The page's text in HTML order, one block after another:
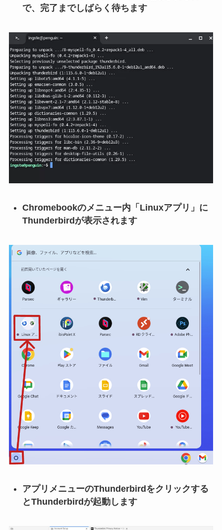
で、完了までしばらく待ちます
Chromebookのメニュー内「Linuxアプリ」に
Thunderbirdが表示されます
アプリメニューのThunderbirdをクリックする
とThunderbirdが起動します